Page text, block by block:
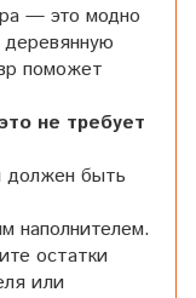
— это модно
поможет
не требует
должен быть
наполнителем.
остатки
или